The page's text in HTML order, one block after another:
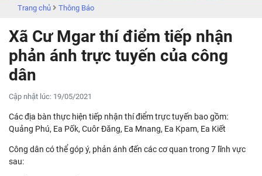
Trang chủ Thông Báo
Xã Cư Mgar thí điểm tiếp nhận
phản ánh trực tuyến của công
dân
Cập nhật lúc: 19/05/2021
Các địa bàn thực hiện tiếp nhận thí điểm trực tuyến bao gồm:
Quảng Phú, Ea Pốk, Cuôr Đăng, Ea Mnang, Ea Kpam, Ea Kiết
Công dân có thể góp ý, phản ánh đến các cơ quan trong 7 lĩnh vực
sau: